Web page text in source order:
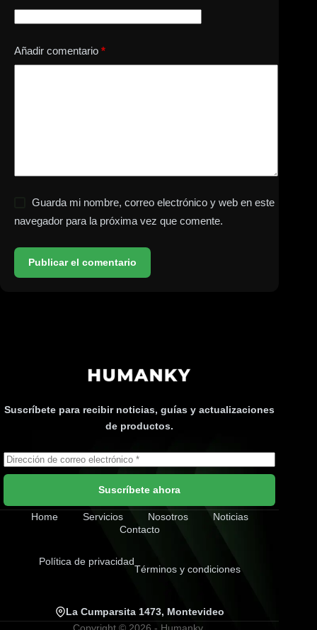
Añadir comentario *
Guarda mi nombre, correo electrónico y web en este
navegador para la próxima vez que comente.
Publicar el comentario
Suscríbete para recibir noticias, guías y actualizaciones
de productos.
Suscríbete ahora
Home Servicios Nosotros
Noticias
Contacto
Política de privacidad
Términos y condiciones
La Cumparsita 1473, Montevideo